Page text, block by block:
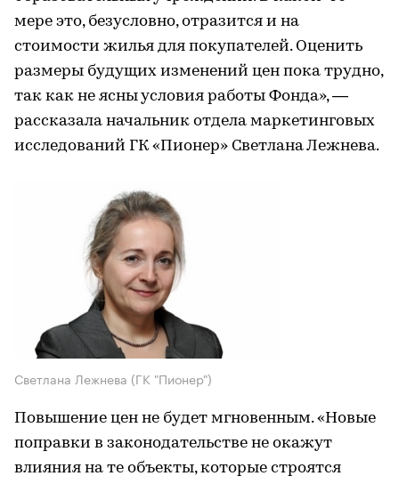
мере это, безусловно, отразится и на
стоимости жилья для покупателей. Оценить
размеры будущих изменений цен пока трудно,
так как не ясны условия работы Фонда», —
рассказала начальник отдела маркетинговых
исследований ГК «Пионер» Светлана Лежнева.
Светлана Лежнева (ГК "Пионер")
Повышение цен не будет мгновенным. «Новые
поправки в законодательстве не окажут
влияния на те объекты, которые строятся